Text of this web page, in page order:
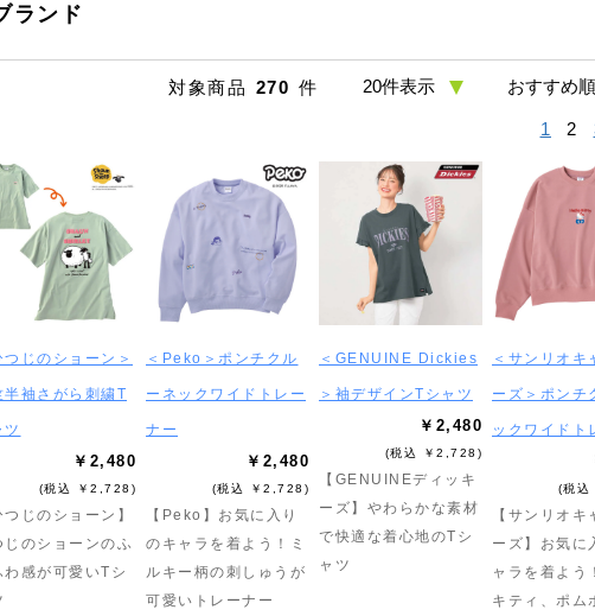
ランド
対象商品 270 件
1 2
つじのショーン＞
半袖さがら刺繍T
ツ
￥2,480
(税込 ￥2,728)
つじのショーン】
じのショーンのふ
わ感が可愛いTシ
＜Peko＞ポンチクル
ーネックワイドトレー
ナー
￥2,480
(税込 ￥2,728)
【Peko】お気に入り
のキャラを着よう！ミ
ルキー柄の刺しゅうが
可愛いトレーナー
＜GENUINE Dickies
＞袖デザインTシャツ
￥2,480
(税込 ￥2,728)
【GENUINEディッキ
ーズ】やわらかな素材
で快適な着心地のTシ
ャツ
＜サンリオキ
ーズ＞ポンチ
ックワイドト
(税
【サンリオキ
ーズ】お気に
ャラを着よう
キティ、ポム